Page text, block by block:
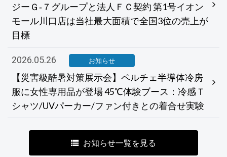
ジーＧ‐７グループと法人ＦＣ契約 第1号イオン
モール川口店は当社最大面積で全国3位の売上が
目標
2026.05.26 お知らせ
【災害級酷暑対策展示会】ペルチェ半導体冷房
服に女性専用品が登場 45℃体験ブース：冷感Ｔ
シャツ/UVパーカー/ファン付きとの着合せ実験
お知らせ一覧を見る